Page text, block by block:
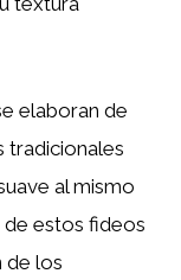
elaboran de
tradicionales
al mismo
estos fideos
de los